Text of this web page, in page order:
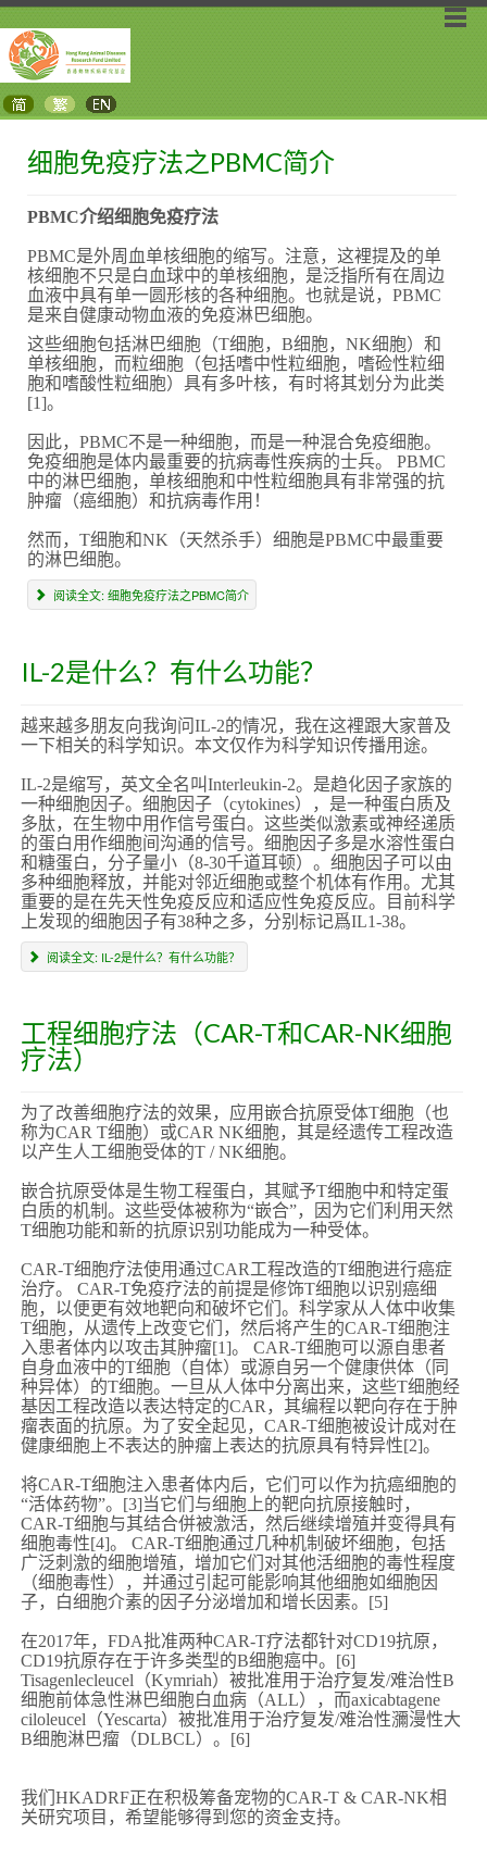
细胞免疫疗法之PBMC简介
PBMC介绍细胞免疫疗法
PBMC是外周血单核细胞的缩写。注意，这裡提及的单
核细胞不只是白血球中的单核细胞，是泛指所有在周边
血液中具有单一圆形核的各种细胞。也就是说，PBMC
是来自健康动物血液的免疫淋巴细胞。
这些细胞包括淋巴细胞（T细胞，B细胞，NK细胞）和
单核细胞，而粒细胞（包括嗜中性粒细胞，嗜硷性粒细
胞和嗜酸性粒细胞）具有多叶核，有时将其划分为此类
[1]。
因此，PBMC不是一种细胞，而是一种混合免疫细胞。
免疫细胞是体内最重要的抗病毒性疾病的士兵。 PBMC
中的淋巴细胞，单核细胞和中性粒细胞具有非常强的抗
肿瘤（癌细胞）和抗病毒作用！
然而，T细胞和NK（天然杀手）细胞是PBMC中最重要
的淋巴细胞。
阅读全文: 细胞免疫疗法之PBMC简介
IL-2是什么？有什么功能？
越来越多朋友向我询问IL-2的情况，我在这裡跟大家普及
一下相关的科学知识。本文仅作为科学知识传播用途。
IL-2是缩写，英文全名叫Interleukin-2。是趋化因子家族的
一种细胞因子。细胞因子（cytokines），是一种蛋白质及
多肽，在生物中用作信号蛋白。这些类似激素或神经递质
的蛋白用作细胞间沟通的信号。细胞因子多是水溶性蛋白
和糖蛋白，分子量小（8-30千道耳顿）。细胞因子可以由
多种细胞释放，并能对邻近细胞或整个机体有作用。尤其
重要的是在先天性免疫反应和适应性免疫反应。目前科学
上发现的细胞因子有38种之多，分别标记爲IL1-38。
阅读全文: IL-2是什么？有什么功能？
工程细胞疗法（CAR-T和CAR-NK细胞
疗法）
为了改善细胞疗法的效果，应用嵌合抗原受体T细胞（也
称为CAR T细胞）或CAR NK细胞，其是经遗传工程改造
以产生人工细胞受体的T / NK细胞。
嵌合抗原受体是生物工程蛋白，其赋予T细胞中和特定蛋
白质的机制。这些受体被称为“嵌合”，因为它们利用天然
T细胞功能和新的抗原识别功能成为一种受体。
CAR-T细胞疗法使用通过CAR工程改造的T细胞进行癌症
治疗。 CAR-T免疫疗法的前提是修饰T细胞以识别癌细
胞，以便更有效地靶向和破坏它们。科学家从人体中收集
T细胞，从遗传上改变它们，然后将产生的CAR-T细胞注
入患者体内以攻击其肿瘤[1]。 CAR-T细胞可以源自患者
自身血液中的T细胞（自体）或源自另一个健康供体（同
种异体）的T细胞。一旦从人体中分离出来，这些T细胞经
基因工程改造以表达特定的CAR，其编程以靶向存在于肿
瘤表面的抗原。为了安全起见，CAR-T细胞被设计成对在
健康细胞上不表达的肿瘤上表达的抗原具有特异性[2]。
将CAR-T细胞注入患者体内后，它们可以作为抗癌细胞的
“活体药物”。[3]当它们与细胞上的靶向抗原接触时，
CAR-T细胞与其结合併被激活，然后继续增殖并变得具有
细胞毒性[4]。 CAR-T细胞通过几种机制破坏细胞，包括
广泛刺激的细胞增殖，增加它们对其他活细胞的毒性程度
（细胞毒性），并通过引起可能影响其他细胞如细胞因
子，白细胞介素的因子分泌增加和增长因素。[5]
在2017年，FDA批准两种CAR-T疗法都针对CD19抗原，
CD19抗原存在于许多类型的B细胞癌中。[6]
Tisagenlecleucel（Kymriah）被批准用于治疗复发/难治性B
细胞前体急性淋巴细胞白血病（ALL），而axicabtagene
ciloleucel（Yescarta）被批准用于治疗复发/难治性瀰漫性大
B细胞淋巴瘤（DLBCL）。[6]
我们HKADRF正在积极筹备宠物的CAR-T & CAR-NK相
关研究项目，希望能够得到您的资金支持。